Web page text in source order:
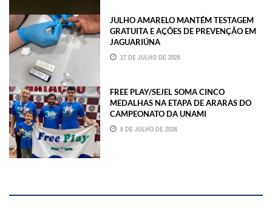
JULHO AMARELO MANTÉM TESTAGEM
GRATUITA E AÇÕES DE PREVENÇÃO EM
JAGUARIÚNA
17 DE JULHO DE 2026
FREE PLAY/SEJEL SOMA CINCO
MEDALHAS NA ETAPA DE ARARAS DO
CAMPEONATO DA UNAMI
8 DE JULHO DE 2026